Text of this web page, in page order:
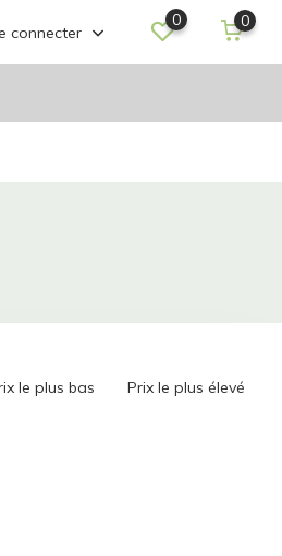
connecter
0 0
le plus bas Prix le plus élevé